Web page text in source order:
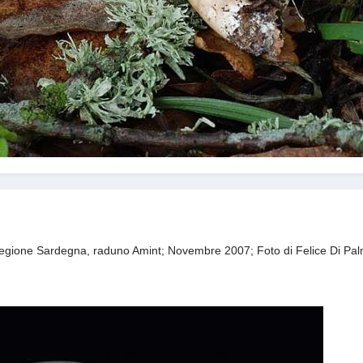
Sardegna, raduno Amint; Novembre 2007; Foto di Felice Di